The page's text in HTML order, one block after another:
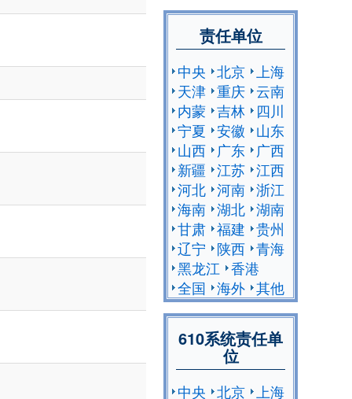
责任单位
中央 北京
上海
天津 重庆 云南
内蒙 吉林
四川
宁夏 安徽
山东
山西
广东
广西
新疆 江苏 江西
河北 河南 浙江
海南 湖北 湖南
甘肃 福建 贵州
辽宁
陕西 青海
黑龙江 香港
全国 海外 其他
610系统责任单
位
中央 北京 上海